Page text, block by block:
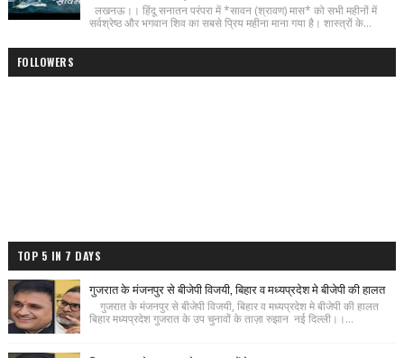
लखनऊ।। हिंदू सनातन परंपरा में *सावन (श्रावण) मास* को सभी महीनों में
सर्वश्रेष्ठ और भगवान शिव का सबसे प्रिय महीना माना गया है। शास्त्रों के...
FOLLOWERS
TOP 5 IN 7 DAYS
गुजरात के मंजनपुर से बीजेपी विजयी, बिहार व मध्यप्रदेश मे बीजेपी की हालत
गुजरात के मंजनपुर से बीजेपी विजयी, बिहार व मध्यप्रदेश मे बीजेपी की हालत
बिहार मध्यप्रदेश गुजरात के उप चुनावों के ताज़ा रुझान नई दिल्ली।।...